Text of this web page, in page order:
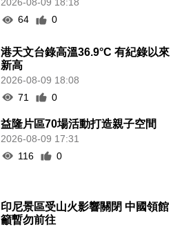
2026-08-09 18:18
64
0
港天文台錄高溫36.9°C 有紀錄以來
新高
2026-08-09 18:08
71
0
益隆片區70場活動打造親子空間
2026-08-09 17:31
116
0
印尼景區受山火影響關閉 中國領館
籲暫勿前往